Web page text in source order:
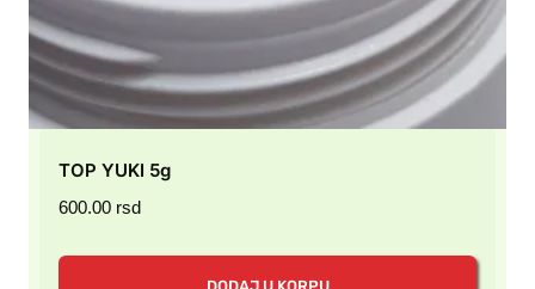
TOP YUKI 5g
600.00 rsd